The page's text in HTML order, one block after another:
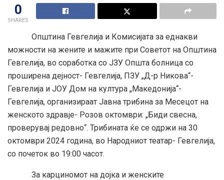
0
SHARES
Општина Гевгелија и Комисијата за еднакви
можности на жените и мажите при Советот на Општина
Гевгелија, во соработка со ЈЗУ Општа болница со
проширена дејност- Гевгелија, ПЗУ „Д-р Никова“-
Гевгелија и ЈОУ Дом на култура „Македонија“-
Гевгелија, организираат Јавна трибина за Месецот на
женското здравје- Розов октомври: „Биди свесна,
проверувај редовно“. Трибината ќе се одржи на 30
октомври 2024 година, во Народниот театар- Гевгелија,
со почеток во 19:00 часот.
За карциномот на дојка и женските